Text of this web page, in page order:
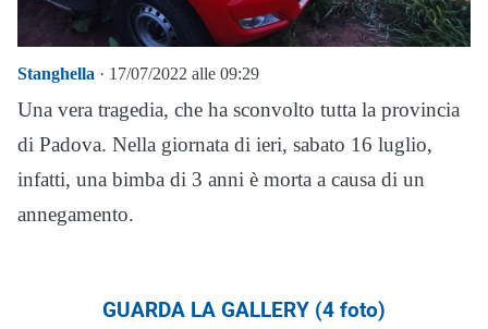
Stanghella · 17/07/2022 alle 09:29
Una vera tragedia, che ha sconvolto tutta la provincia
di Padova. Nella giornata di ieri, sabato 16 luglio,
infatti, una bimba di 3 anni è morta a causa di un
annegamento.
GUARDA LA GALLERY (4 foto)